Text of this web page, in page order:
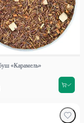
«Карамель»